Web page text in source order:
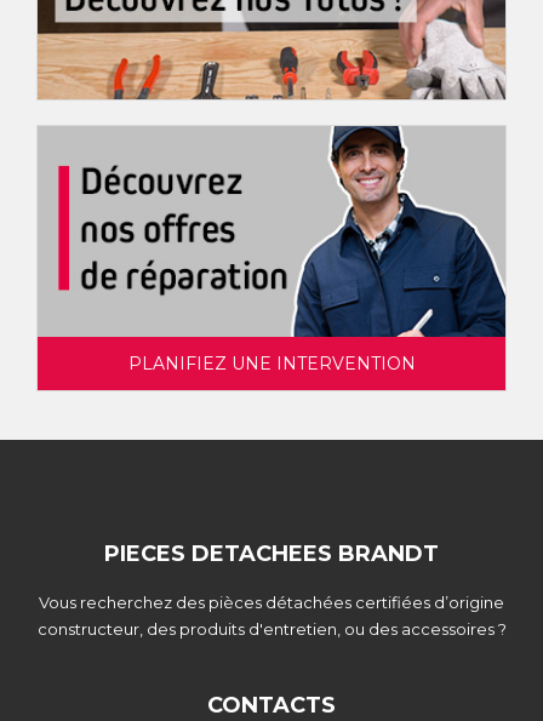
PLANIFIEZ UNE INTERVENTION
PIECES DETACHEES BRANDT
Vous recherchez des pièces détachées certifiées d’origine
constructeur, des produits d'entretien, ou des accessoires ?
CONTACTS